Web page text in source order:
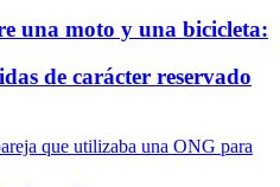
una moto y una bicicleta:
de carácter reservado